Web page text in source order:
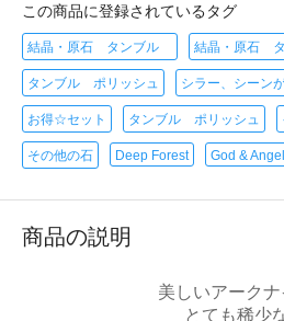
この商品に登録されているタグ
結晶・原石 タンブル 結晶・原石
タンブル ポリッシュ シラー、シーン
お得☆セット タンブル ポリッシュ
その他の石 Deep Forest God & Angel
商品の説明
美しいアーク
とても稀少